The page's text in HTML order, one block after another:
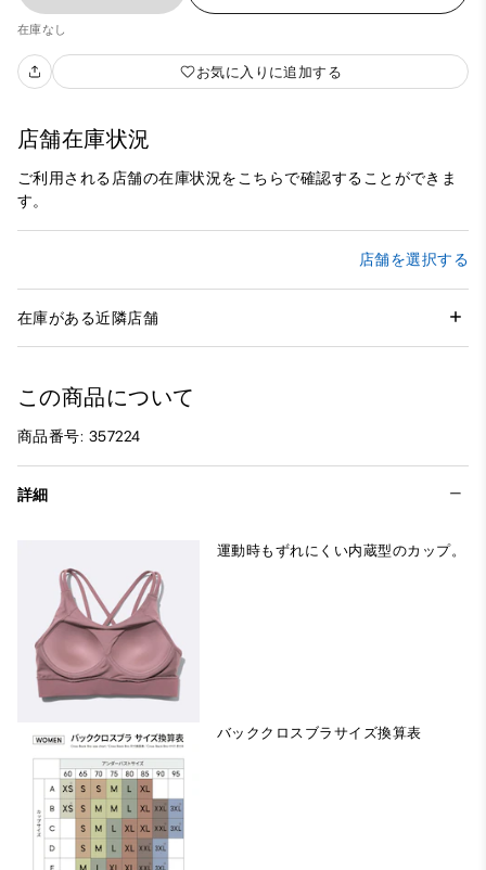
在庫なし
お気に入りに追加する
店舗在庫状況
ご利用される店舗の在庫状況をこちらで確認することができま
す。
店舗を選択する
在庫がある近隣店舗
この商品について
商品番号: 357224
詳細
運動時もずれにくい内蔵型のカップ。
バッククロスブラサイズ換算表